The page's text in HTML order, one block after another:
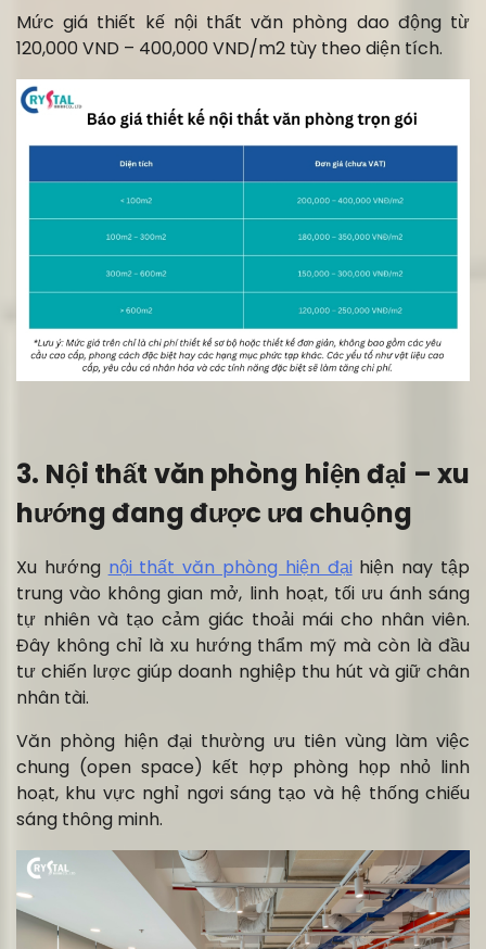
Mức giá thiết kế nội thất văn phòng dao động từ
120,000 VND – 400,000 VND/m2 tùy theo diện tích.
3. Nội thất văn phòng hiện đại – xu
hướng đang được ưa chuộng
Xu hướng nội thất văn phòng hiện đại hiện nay tập
trung vào không gian mở, linh hoạt, tối ưu ánh sáng
tự nhiên và tạo cảm giác thoải mái cho nhân viên.
Đây không chỉ là xu hướng thẩm mỹ mà còn là đầu
tư chiến lược giúp doanh nghiệp thu hút và giữ chân
nhân tài.
Văn phòng hiện đại thường ưu tiên vùng làm việc
chung (open space) kết hợp phòng họp nhỏ linh
hoạt, khu vực nghỉ ngơi sáng tạo và hệ thống chiếu
sáng thông minh.